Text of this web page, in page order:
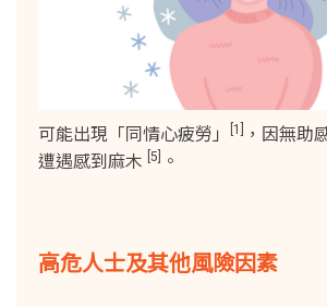
可能出現「同情心疲勞」 [1] ，因無助
遭遇感到麻木 [5] 。
高危人士及其他風險因素